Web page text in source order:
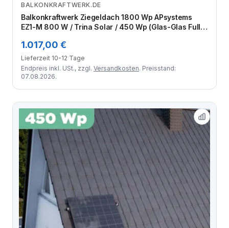
Zum Angebot
BALKONKRAFTWERK.DE
Balkonkraftwerk Ziegeldach 1800 Wp APsystems
EZ1-M 800 W / Trina Solar / 450 Wp (Glas-Glas Full
Module
1.017,00 €
Lieferzeit 10-12 Tage
Endpreis inkl. USt., zzgl. Versandkosten. Preisstand:
07.08.2026.